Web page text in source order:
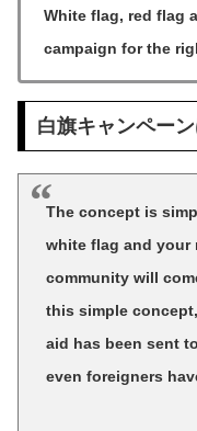
White flag, red flag
campaign for the
白旗キャンペー
The concept is
white flag and your
community will
this simple
aid has been sent
even foreigners